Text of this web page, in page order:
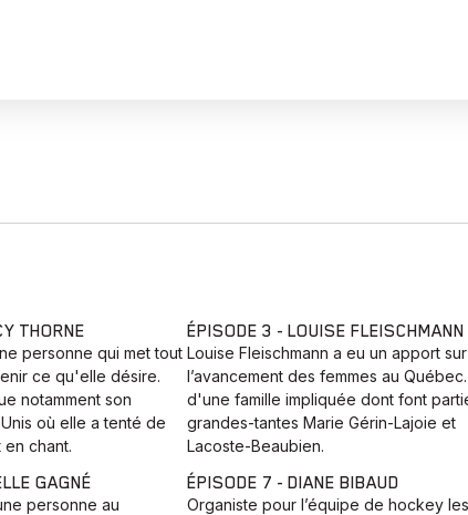
THORNE
personne qui met tout
ce qu'elle désire.
notamment son
où elle a tenté de
chant.
ÉPISODE 3 - LOUISE FLEISCHMANN
Louise Fleischmann a eu un apport sur
l’avancement des femmes au
d'une famille impliquée dont font
grandes-tantes Marie Gérin-Lajoie et
Lacoste-Beaubien.
GAGNÉ
personne au
ÉPISODE 7 - DIANE BIBAUD
Organiste pour l’équipe de hockey les